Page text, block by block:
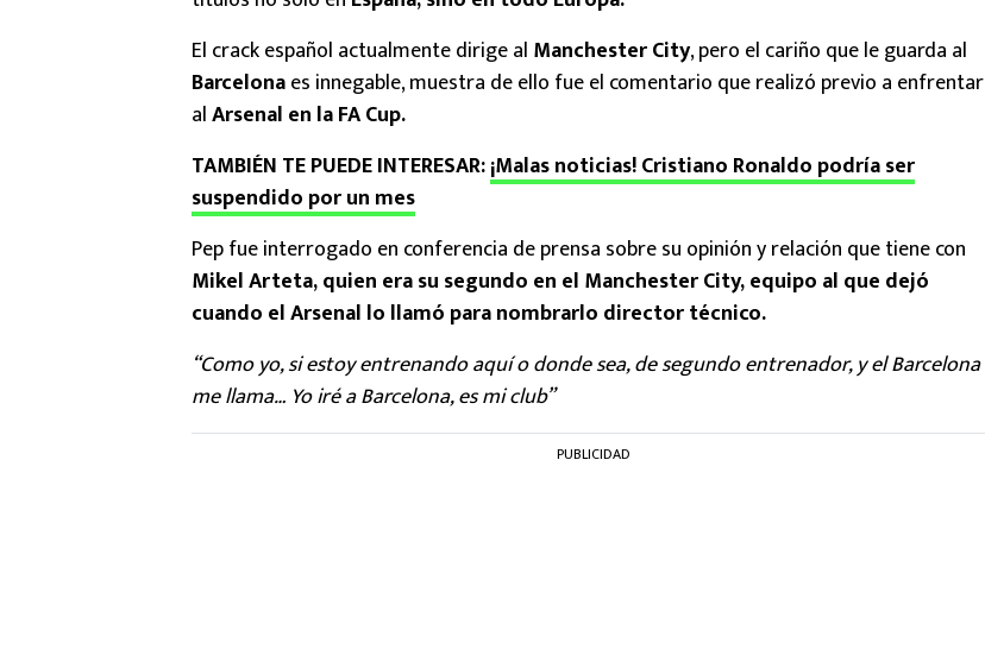
El crack español actualmente dirige al Manchester City, pero el cariño que le guarda al
Barcelonaes innegable, muestra de ello fue el comentario que realizó previo a enfrentar
alArsenal en la FA Cup.
TAMBIÉN TE PUEDE INTERESAR:¡Malas noticias! Cristiano Ronaldo podría ser
suspendido por un mes
Pep fue interrogado en conferencia de prensa sobre su opinión y relación que tiene con
Mikel Arteta, quien era su segundo en el Manchester City, equipo al que dejó
cuando el Arsenal lo llamó para nombrarlo director técnico.
“Como yo, si estoy entrenando aquí o donde sea, de segundo entrenador, y el Barcelona
me llama… Yo iré a Barcelona, es mi club”
PUBLICIDAD